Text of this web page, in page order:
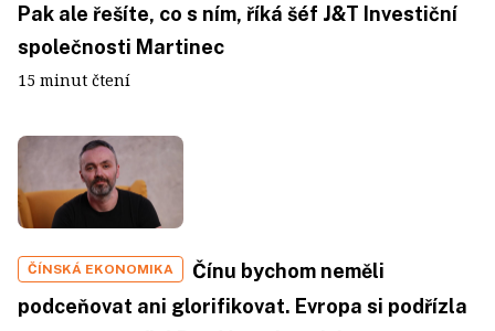
Pak ale řešíte, co s ním, říká šéf J&T Investiční
společnosti Martinec
15 minut čtení
ČÍNSKÁ EKONOMIKA
Čínu bychom neměli
podceňovat ani glorifikovat. Evropa si podřízla